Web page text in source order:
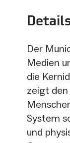
Der
Medien
die
zeigt
System
und